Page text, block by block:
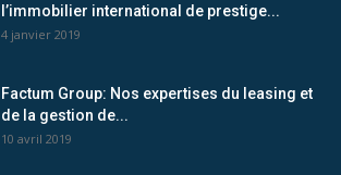
l’immobilier international de prestige...
4 janvier 2019
Factum Group: Nos expertises du leasing et
de la gestion de...
10 avril 2019